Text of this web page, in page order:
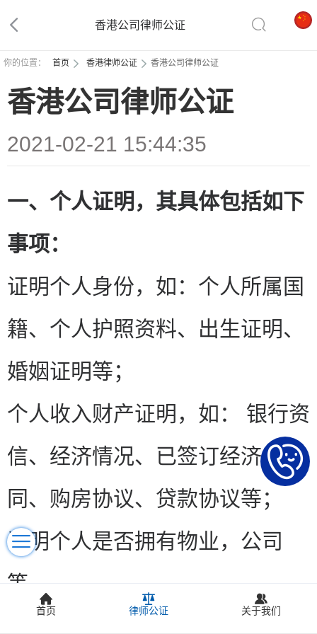
香港公司律师公证
你的位置： 首页 香港律师公证 香港公司律师公证
香港公司律师公证
2021-02-21 15:44:35
一、个人证明，其具体包括如下
事项：
证明个人身份，如：个人所属国
籍、个人护照资料、出生证明、
婚姻证明等；
个人收入财产证明，如： 银行资
信、经济情况、已签订经济合
同、购房协议、贷款协议等；
证明个人是否拥有物业，公司
等。
首页 律师公证 关于我们